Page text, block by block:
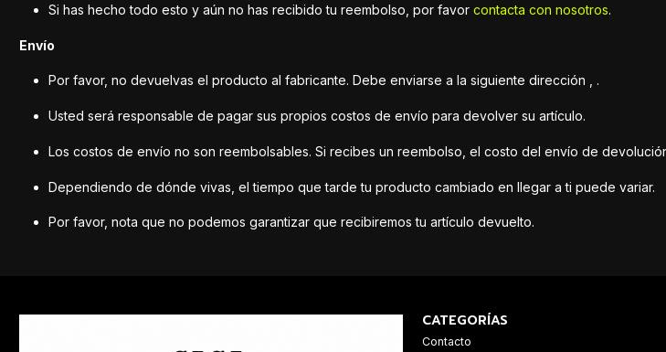
Si has hecho todo esto y aún no has recibido tu reembolso, por favor contacta con nosotros.
Envío
Por favor, no devuelvas el producto al fabricante. Debe enviarse a la siguiente dirección , .
Usted será responsable de pagar sus propios costos de envío para devolver su artículo.
Los costos de envío no son reembolsables. Si recibes un reembolso, el costo del envío de
Dependiendo de dónde vivas, el tiempo que tarde tu producto cambiado en llegar a ti puede variar.
Por favor, nota que no podemos garantizar que recibiremos tu artículo devuelto.
CATEGORÍAS
Contacto